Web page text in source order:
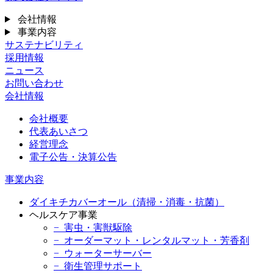
会社情報
事業内容
サステナビリティ
採用情報
ニュース
お問い合わせ
会社情報
会社概要
代表あいさつ
経営理念
電子公告・決算公告
事業内容
ダイキチカバーオール（清掃・消毒・抗菌）
ヘルスケア事業
− 害虫・害獣駆除
− オーダーマット・レンタルマット・芳香剤
− ウォーターサーバー
− 衛生管理サポート